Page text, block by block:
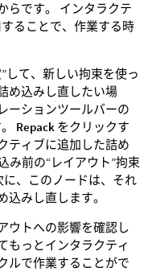
らです。 インタラクテ
ることで、作業する時
して、新しい拘束を使っ
め込みし直したい場
ーションツールバーの
Repack をクリックす
ティブに追加した詰め
み前の“レイアウト”拘束
に、このノードは、それ
込みし直します。
ウトへの影響を確認し
もっとインタラクティ
ルで作業することがで